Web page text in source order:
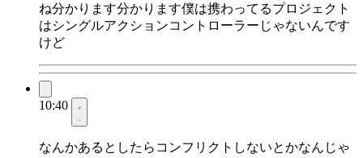
ね分かります分かります僕は携わってるプロジェクト
はシングルアクションコントローラーじゃないんです
けど
10:40
なんかあるとしたらコンフリクトしないとかなんじゃ